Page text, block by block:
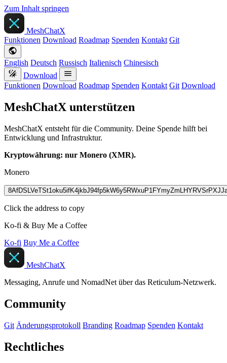
Zum Inhalt springen
MeshChatX
Funktionen Download Roadmap Spenden Kontakt Git
English Deutsch Russisch Italienisch Chinesisch
Download
Funktionen Download Roadmap Spenden Kontakt Git Download
MeshChatX unterstützen
MeshChatX entsteht für die Community. Deine Spende hilft bei
Entwicklung und Infrastruktur.
Kryptowährung: nur Monero (XMR).
Monero
Click the address to copy
Ko-fi & Buy Me a Coffee
Ko-fi Buy Me a Coffee
MeshChatX
Messaging, Anrufe und NomadNet über das Reticulum-Netzwerk.
Community
Git Änderungsprotokoll Branding Roadmap Spenden Kontakt
Rechtliches